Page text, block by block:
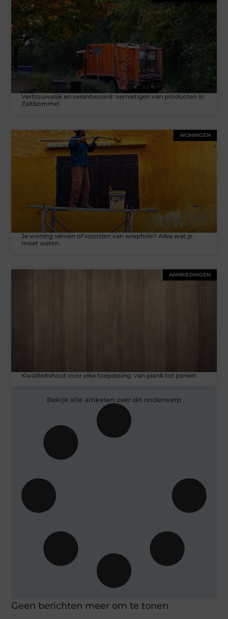
Vertrouwelijk en verantwoord: vernietigen van producten in
Zaltbommel
WONINGEN
Je woning verven of voorzien van wrapfolie? Alles wat je
moet weten
AANBIEDINGEN
Kwaliteitshout voor elke toepassing: van plank tot paneel
Bekijk alle artikelen over dit onderwerp
Geen berichten meer om te tonen